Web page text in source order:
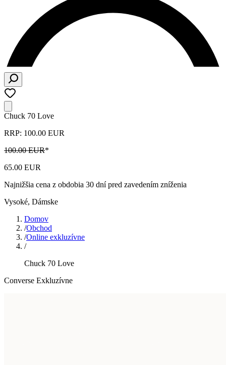
Chuck 70 Love
RRP: 100.00 EUR
100.00 EUR*
65.00 EUR
Najnižšia cena z obdobia 30 dní pred zavedením zníženia
Vysoké, Dámske
Domov
/Obchod
/Online exkluzívne
/
Chuck 70 Love
Converse Exkluzívne